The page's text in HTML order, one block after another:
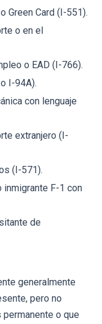
Green Card (I-551).
o en el
o EAD (I-766).
I-94A).
con lenguaje
extranjero (I-
(I-571).
inmigrante F-1 con
de
generalmente
pero no
o que